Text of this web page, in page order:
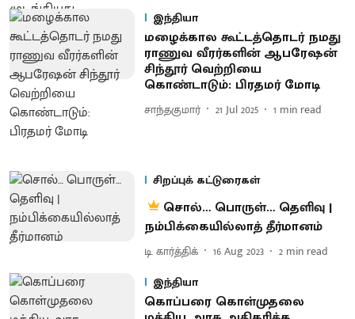
இந்தியா
மழைக்கால கூட்டத்தொடர் நமது
ராணுவ வீரர்களின் ஆபரேஷன்
சிந்தூர் வெற்றியை
கொண்டாடும்: பிரதமர் மோடி
சாந்தகுமார் 21 Jul 2025 1 min read
சிறப்புக் கட்டுரைகள்
சொல்… பொருள்… தெளிவு |
நம்பிக்கையில்லாத் தீர்மானம்
டி. கார்த்திக் 16 Aug 2023 2 min read
இந்தியா
கொப்பரை கொள்முதலை